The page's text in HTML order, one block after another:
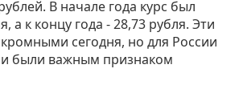
В начале года курс был
а к концу года - 28,73 рубля. Эти
сегодня, но для России
были важным признаком